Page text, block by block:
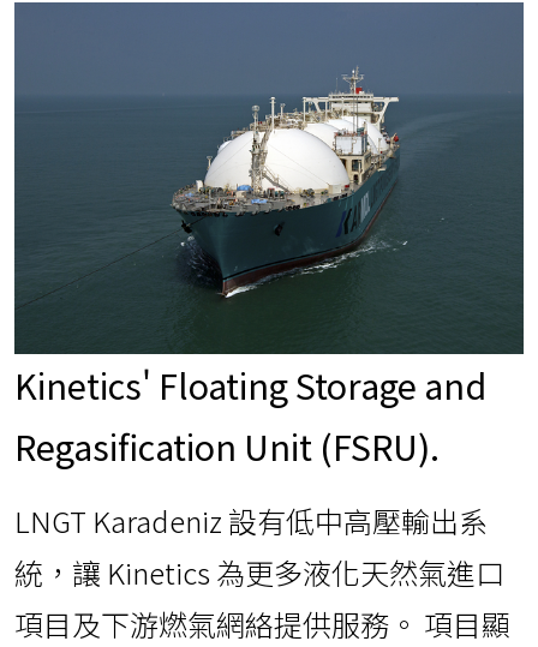
Kinetics' Floating Storage and
Regasification Unit (FSRU).
LNGT Karadeniz 設有低中高壓輸出系
統，讓 Kinetics 為更多液化天然氣進口
項目及下游燃氣網絡提供服務。 項目顯